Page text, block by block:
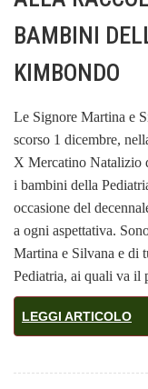
BAMBINI
KIMBONDO
Le Signore Martina e
scorso 1 dicembre,
X Mercatino Natalizio
i bambini della
occasione del
a ogni aspettativa.
Martina e Silvana e di
Pediatria, ai quali va il
LEGGI ARTICOLO